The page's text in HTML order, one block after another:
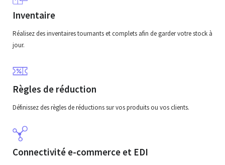
Inventaire
Réalisez des inventaires tournants et complets afin de garder votre stock à
jour.
Règles de réduction
Définissez des règles de réductions sur vos produits ou vos clients.
Connectivité e-commerce et EDI